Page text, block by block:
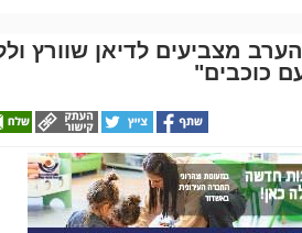
מצביעים לדיאן שוורץ
כוכבים"